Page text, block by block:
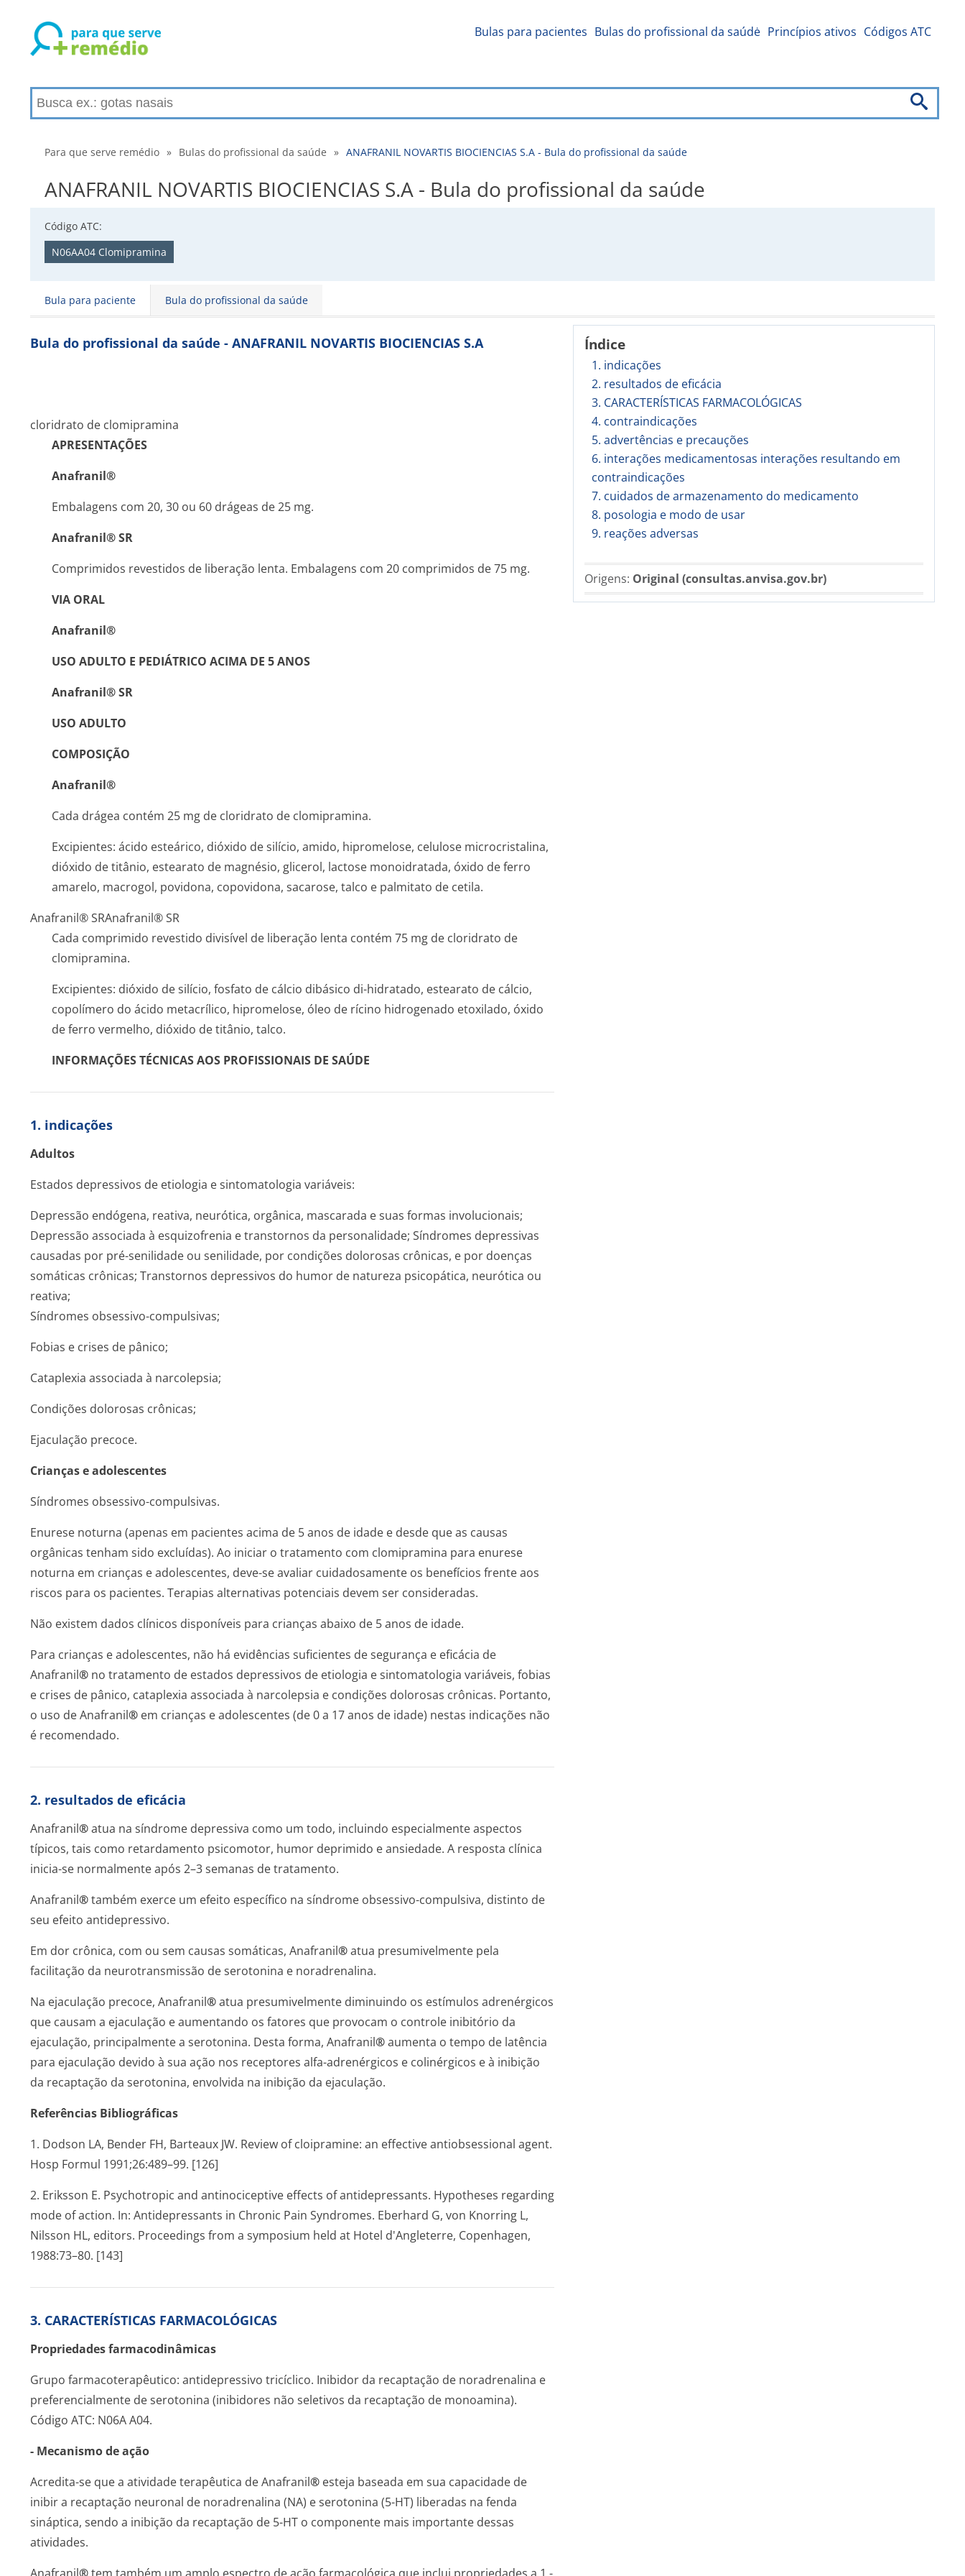
Bulas para pacientes Bulas do profissional da saúdė Princípios ativos Códigos ATC
Para que serve remédio » Bulas do profissional da saúde » ANAFRANIL NOVARTIS BIOCIENCIAS S.A - Bula do profissional da saúde
ANAFRANIL NOVARTIS BIOCIENCIAS S.A - Bula do profissional da saúde
Código ATC:
N06AA04 Clomipramina
Bula para paciente Bula do profissional da saúde
Índice
1. indicações
2. resultados de eficácia
3. CARACTERÍSTICAS FARMACOLÓGICAS
4. contraindicações
5. advertências e precauções
6. interações medicamentosas interações resultando em
contraindicações
7. cuidados de armazenamento do medicamento
8. posologia e modo de usar
9. reações adversas
Origens: Original (consultas.anvisa.gov.br)
Bula do profissional da saúde - ANAFRANIL NOVARTIS BIOCIENCIAS S.A
cloridrato de clomipramina
APRESENTAÇÕES
Anafranil®
Embalagens com 20, 30 ou 60 drágeas de 25 mg.
Anafranil® SR
Comprimidos revestidos de liberação lenta. Embalagens com 20 comprimidos de 75 mg.
VIA ORAL
Anafranil®
USO ADULTO E PEDIÁTRICO ACIMA DE 5 ANOS
Anafranil® SR
USO ADULTO
COMPOSIÇÃO
Anafranil®
Cada drágea contém 25 mg de cloridrato de clomipramina.
Excipientes: ácido esteárico, dióxido de silício, amido, hipromelose, celulose microcristalina,
dióxido de titânio, estearato de magnésio, glicerol, lactose monoidratada, óxido de ferro
amarelo, macrogol, povidona, copovidona, sacarose, talco e palmitato de cetila.
Anafranil® SRAnafranil® SR
Cada comprimido revestido divisível de liberação lenta contém 75 mg de cloridrato de
clomipramina.
Excipientes: dióxido de silício, fosfato de cálcio dibásico di-hidratado, estearato de cálcio,
copolímero do ácido metacrílico, hipromelose, óleo de rícino hidrogenado etoxilado, óxido
de ferro vermelho, dióxido de titânio, talco.
INFORMAÇÕES TÉCNICAS AOS PROFISSIONAIS DE SAÚDE
1. indicações
Adultos
Estados depressivos de etiologia e sintomatologia variáveis:
Depressão endógena, reativa, neurótica, orgânica, mascarada e suas formas involucionais;
Depressão associada à esquizofrenia e transtornos da personalidade; Síndromes depressivas
causadas por pré-senilidade ou senilidade, por condições dolorosas crônicas, e por doenças
somáticas crônicas; Transtornos depressivos do humor de natureza psicopática, neurótica ou
reativa;
Síndromes obsessivo-compulsivas;
Fobias e crises de pânico;
Cataplexia associada à narcolepsia;
Condições dolorosas crônicas;
Ejaculação precoce.
Crianças e adolescentes
Síndromes obsessivo-compulsivas.
Enurese noturna (apenas em pacientes acima de 5 anos de idade e desde que as causas
orgânicas tenham sido excluídas). Ao iniciar o tratamento com clomipramina para enurese
noturna em crianças e adolescentes, deve-se avaliar cuidadosamente os benefícios frente aos
riscos para os pacientes. Terapias alternativas potenciais devem ser consideradas.
Não existem dados clínicos disponíveis para crianças abaixo de 5 anos de idade.
Para crianças e adolescentes, não há evidências suficientes de segurança e eficácia de
Anafranil® no tratamento de estados depressivos de etiologia e sintomatologia variáveis, fobias
e crises de pânico, cataplexia associada à narcolepsia e condições dolorosas crônicas. Portanto,
o uso de Anafranil® em crianças e adolescentes (de 0 a 17 anos de idade) nestas indicações não
é recomendado.
2. resultados de eficácia
Anafranil®atua na síndrome depressiva como um todo, incluindo especialmente aspectos
típicos, tais como retardamento psicomotor, humor deprimido e ansiedade. A resposta clínica
inicia-se normalmente após 2–3 semanas de tratamento.
Anafranil®também exerce um efeito específico na síndrome obsessivo-compulsiva, distinto de
seu efeito antidepressivo.
Em dor crônica, com ou sem causas somáticas, Anafranil®atua presumivelmente pela
facilitação da neurotransmissão de serotonina e noradrenalina.
Na ejaculação precoce, Anafranil®atua presumivelmente diminuindo os estímulos adrenérgicos
que causam a ejaculação e aumentando os fatores que provocam o controle inibitório da
ejaculação, principalmente a serotonina. Desta forma, Anafranil®aumenta o tempo de latência
para ejaculação devido à sua ação nos receptores alfa-adrenérgicos e colinérgicos e à inibição
da recaptação da serotonina, envolvida na inibição da ejaculação.
Referências Bibliográficas
1. Dodson LA, Bender FH, Barteaux JW. Review of cloipramine: an effective antiobsessional agent.
Hosp Formul 1991;26:489–99. [126]
2. Eriksson E. Psychotropic and antinociceptive effects of antidepressants. Hypotheses regarding
mode of action. In: Antidepressants in Chronic Pain Syndromes. Eberhard G, von Knorring L,
Nilsson HL, editors. Proceedings from a symposium held at Hotel d'Angleterre, Copenhagen,
1988:73–80. [143]
3. CARACTERÍSTICAS FARMACOLÓGICAS
Propriedades farmacodinâmicas
Grupo farmacoterapêutico: antidepressivo tricíclico. Inibidor da recaptação de noradrenalina e
preferencialmente de serotonina (inibidores não seletivos da recaptação de monoamina).
Código ATC: N06A A04.
- Mecanismo de ação
Acredita-se que a atividade terapêutica de Anafranil® esteja baseada em sua capacidade de
inibir a recaptação neuronal de noradrenalina (NA) e serotonina (5-HT) liberadas na fenda
sináptica, sendo a inibição da recaptação de 5-HT o componente mais importante dessas
atividades.